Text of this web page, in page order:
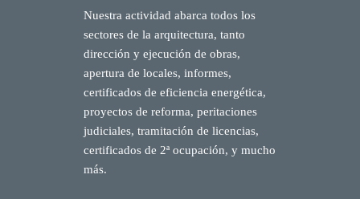
Nuestra actividad abarca todos los
sectores de la arquitectura, tanto
dirección y ejecución de obras,
apertura de locales, informes,
certificados de eficiencia energética,
proyectos de reforma, peritaciones
judiciales, tramitación de licencias,
certificados de 2ª ocupación, y mucho
más.